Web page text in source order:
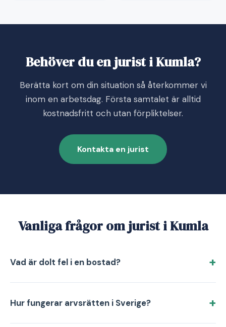
Behöver du en jurist i Kumla?
Berätta kort om din situation så återkommer vi
inom en arbetsdag. Första samtalet är alltid
kostnadsfritt och utan förpliktelser.
Kontakta en jurist
Vanliga frågor om jurist i Kumla
Vad är dolt fel i en bostad?
Hur fungerar arvsrätten i Sverige?